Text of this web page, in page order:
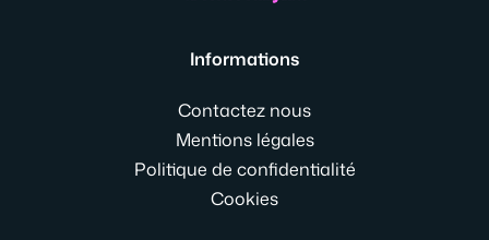
Informations
Contactez nous
Mentions légales
Politique de confidentialité
Cookies